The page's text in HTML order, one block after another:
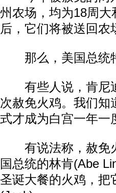
州农场，均为18周
后，它们将被送回农
那么，美国总统
有些人说，肯尼迪
次赦免火鸡。我们知
式才成为白宫一年一
有说法称，赦免火
国总统的林肯(Abe
圣诞大餐的火鸡，把